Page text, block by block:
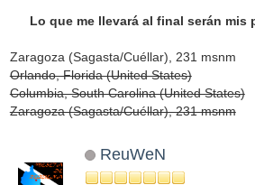
Lo que me llevará al final serán mis
Zaragoza (Sagasta/Cuéllar), 231 msnm
Orlando, Florida (United States)
Columbia, South Carolina (United States)
Zaragoza (Sagasta/Cuéllar), 231 msnm
ReuWeN